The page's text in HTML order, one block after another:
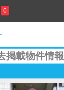
0
掲載物件情報